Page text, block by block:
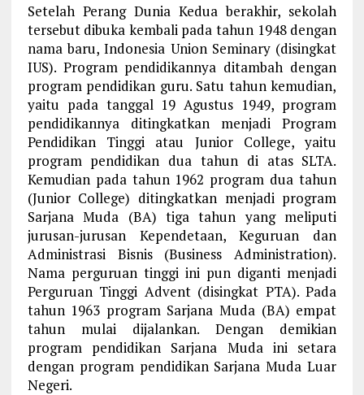
Setelah Perang Dunia Kedua berakhir, sekolah
tersebut dibuka kembali pada tahun 1948 dengan
nama baru, Indonesia Union Seminary (disingkat
IUS). Program pendidikannya ditambah dengan
program pendidikan guru. Satu tahun kemudian,
yaitu pada tanggal 19 Agustus 1949, program
pendidikannya ditingkatkan menjadi Program
Pendidikan Tinggi atau Junior College, yaitu
program pendidikan dua tahun di atas SLTA.
Kemudian pada tahun 1962 program dua tahun
(Junior College) ditingkatkan menjadi program
Sarjana Muda (BA) tiga tahun yang meliputi
jurusan-jurusan Kependetaan, Keguruan dan
Administrasi Bisnis (Business Administration).
Nama perguruan tinggi ini pun diganti menjadi
Perguruan Tinggi Advent (disingkat PTA). Pada
tahun 1963 program Sarjana Muda (BA) empat
tahun mulai dijalankan. Dengan demikian
program pendidikan Sarjana Muda ini setara
dengan program pendidikan Sarjana Muda Luar
Negeri.